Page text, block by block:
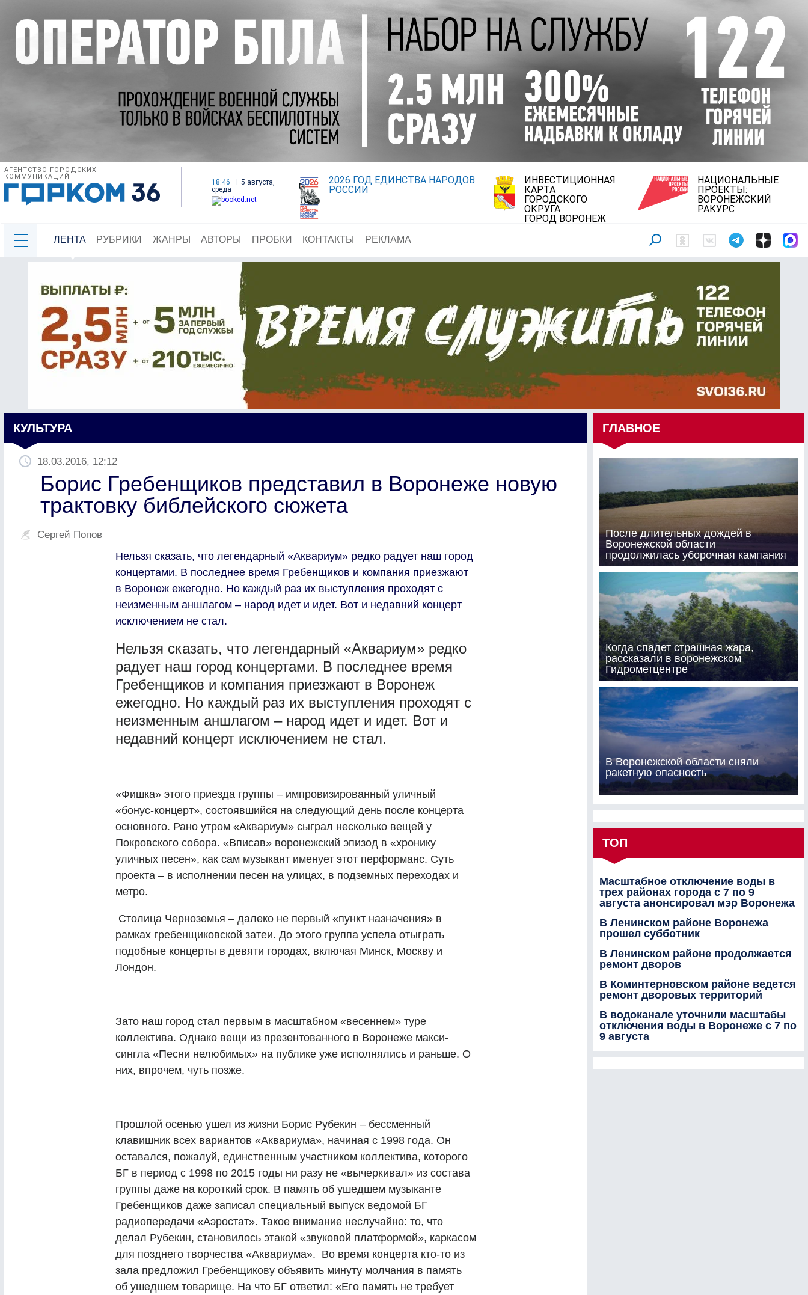
АГЕНТСТВО ГОРОДСКИХ
КОММУНИКАЦИЙ
18:46
5 августа,
среда
2026 ГОД ЕДИНСТВА НАРОДОВ
РОССИИ
ИНВЕСТИЦИОННАЯ
КАРТА
ГОРОДСКОГО
ОКРУГА
ГОРОД ВОРОНЕЖ
НАЦИОНАЛЬНЫЕ
ПРОЕКТЫ:
ВОРОНЕЖСКИЙ
РАКУРС
ЛЕНТА РУБРИКИ ЖАНРЫ АВТОРЫ ПРОБКИ КОНТАКТЫ РЕКЛАМА
КУЛЬТУРА
18.03.2016, 12:12
Борис Гребенщиков представил в Воронеже новую
трактовку библейского сюжета
Сергей Попов
Нельзя сказать, что легендарный «Аквариум» редко радует наш город
концертами. В последнее время Гребенщиков и компания приезжают
в Воронеж ежегодно. Но каждый раз их выступления проходят с
неизменным аншлагом – народ идет и идет. Вот и недавний концерт
исключением не стал.
Нельзя сказать, что легендарный «Аквариум» редко
радует наш город концертами. В последнее время
Гребенщиков и компания приезжают в Воронеж
ежегодно. Но каждый раз их выступления проходят с
неизменным аншлагом – народ идет и идет. Вот и
недавний концерт исключением не стал.
«Фишка» этого приезда группы – импровизированный уличный
«бонус-концерт», состоявшийся на следующий день после концерта
основного. Рано утром «Аквариум» сыграл несколько вещей у
Покровского собора. «Вписав» воронежский эпизод в «хронику
уличных песен», как сам музыкант именует этот перформанс. Суть
проекта – в исполнении песен на улицах, в подземных переходах и
метро.
Столица Черноземья – далеко не первый «пункт назначения» в
рамках гребенщиковской затеи. До этого группа успела отыграть
подобные концерты в девяти городах, включая Минск, Москву и
Лондон.
Зато наш город стал первым в масштабном «весеннем» туре
коллектива. Однако вещи из презентованного в Воронеже макси-
сингла «Песни нелюбимых» на публике уже исполнялись и раньше. О
них, впрочем, чуть позже.
Прошлой осенью ушел из жизни Борис Рубекин – бессменный
клавишник всех вариантов «Аквариума», начиная с 1998 года. Он
оставался, пожалуй, единственным участником коллектива, которого
БГ в период с 1998 по 2015 годы ни разу не «вычеркивал» из состава
группы даже на короткий срок. В память об ушедшем музыканте
Гребенщиков даже записал специальный выпуск ведомой БГ
радиопередачи «Аэростат». Такое внимание неслучайно: то, что
делал Рубекин, становилось этакой «звуковой платформой», каркасом
для позднего творчества «Аквариума». Во время концерта кто-то из
зала предложил Гребенщикову объявить минуту молчания в память
об ушедшем товарище. На что БГ ответил: «Его память не требует
ГЛАВНОЕ
После длительных дождей в
Воронежской области
продолжилась уборочная кампания
Когда спадет страшная жара,
рассказали в воронежском
Гидрометцентре
В Воронежской области сняли
ракетную опасность
ТОП
Масштабное отключение воды в
трех районах города с 7 по 9
августа анонсировал мэр Воронежа
В Ленинском районе Воронежа
прошел субботник
В Ленинском районе продолжается
ремонт дворов
В Коминтерновском районе ведется
ремонт дворовых территорий
В водоканале уточнили масштабы
отключения воды в Воронеже с 7 по
9 августа